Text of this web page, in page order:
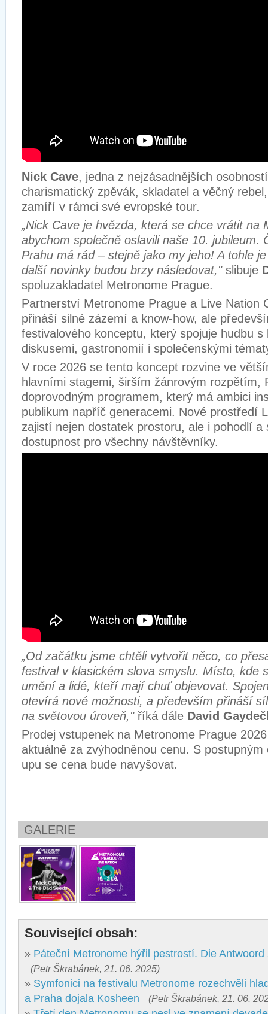
Nick Cave, jedna z nejzásadnějších
charismatický zpěvák, skladatel a věčný
zamíří v rámci své evropské tour.
„Nick Cave je hvězda, která se chce vrátit na
abychom společně oslavili naše 10. jubileum.
Prahu má rád – stejně jako my jeho! A tohle
další novinky budou brzy následovat,"slibuje
spoluzakladatel Metronome Prague.
Partnerství Metronome Prague a Live Nation
přináší silné zázemí a know-how, ale
festivalového konceptu, který spojuje hudbu
diskusemi, gastronomií i společenskými
V roce 2026 se tento koncept rozvine ve
hlavními stagemi, širším žánrovým rozpětím,
doprovodným programem, který má ambici
publikum napříč generacemi. Nové prostředí
zajistí nejen dostatek prostoru, ale i pohodlí a
dostupnost pro všechny návštěvníky.
„Od začátku jsme chtěli vytvořit něco, co
festival v klasickém slova smyslu. Místo, kde
umění a lidé, kteří mají chuť objevovat.
otevírá nové možnosti, a především přináší
na světovou úroveň,"říká dále David
Prodej vstupenek na Metronome Prague
aktuálně za zvýhodněnou cenu. S
upu se cena bude navyšovat.
GALERIE
Související obsah:
» Páteční Metronome hýřil pestrostí. Die
(Petr Škrabánek, 21. 06. 2025)
» Symfonici na festivalu Metronome rozechvěli
a Praha dojala Kosheen
(Petr Škrabánek, 21. 06.